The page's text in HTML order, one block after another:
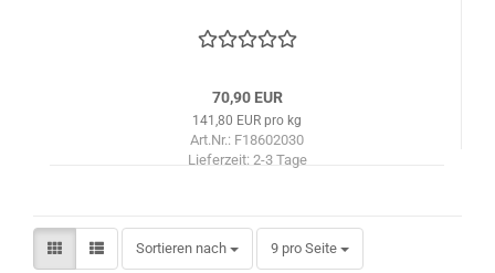
70,90 EUR
141,80 EUR pro kg
Art.Nr.: F18602030
Lieferzeit: 2-3 Tage
Sortieren nach
Sortieren nach 9 pro Seite
pro Seite